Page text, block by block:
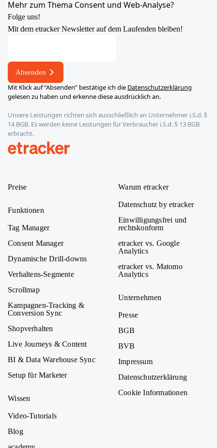
Mehr zum Thema Consent und Web-Analyse?
Folge uns!
Mit dem etracker Newsletter auf dem Laufenden bleiben!
Absenden
Mit Klick auf “Absenden” bestätige ich die Datenschutzerklärung
gelesen zu haben und erkenne diese ausdrücklich an.
Unsere Leistungen richten sich ausschließlich an Unternehmer i.S.d. §
14 BGB. Es werden keine Leistungen für Verbraucher i.S.d. § 13 BGB
erbracht.
Preise
Funktionen
Tag Manager
Consent Manager
Dynamische Drill-downs
Verhaltens-Segmente
Scrollmap
Kampagnen-Tracking &
Conversion Sync
Shopverhalten
Live Journeys & Content
BI & Data Warehouse Sync
Setup für Marketer
Wissen
Video-Tutorials
Blog
Warum etracker
Datenschutz by etracker
Einwilligungsfrei und
rechtskonform
etracker vs. Google
Analytics
etracker vs. Matomo
Analytics
Unternehmen
Presse
BGB
BVB
Impressum
Datenschutzerklärung
Cookie Informationen